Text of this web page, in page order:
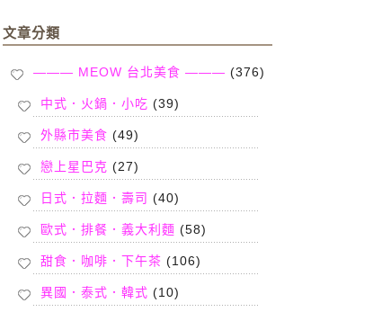
文章分類
——— MEOW 台北美食 ——— (376)
中式．火鍋．小吃 (39)
外縣市美食 (49)
戀上星巴克 (27)
日式．拉麵．壽司 (40)
歐式．排餐．義大利麵 (58)
甜食．咖啡．下午茶 (106)
異國．泰式．韓式 (10)